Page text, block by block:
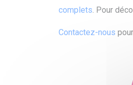
complets. Pour
Contactez-nous